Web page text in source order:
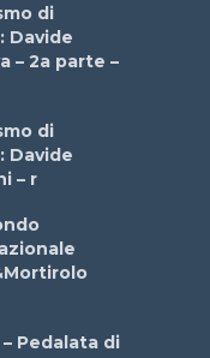
di
Davide
– 2a parte –
di
Davide
– r
– Pedalata di